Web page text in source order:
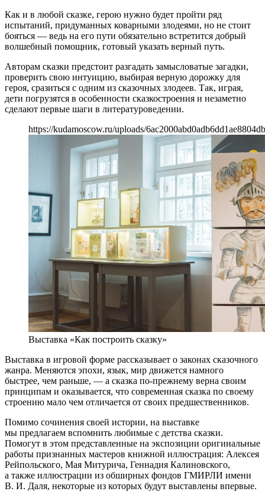
Как и в любой сказке, герою нужно будет пройти ряд
испытаний, придуманных коварными злодеями, но не стоит
бояться — ведь на его пути обязательно встретится добрый
волшебный помощник, готовый указать верный путь.
Авторам сказки предстоит разгадать замысловатые загадки,
проверить свою интуицию, выбирая верную дорожку для
героя, сразиться с одним из сказочных злодеев. Так, играя,
дети погрузятся в особенности сказкостроения и незаметно
сделают первые шаги в литературоведении.
https://kudamoscow.ru/uploads/
Выставка «Как построить сказку»
Выставка в игровой форме рассказывает о законах сказочного
жанра. Меняются эпохи, язык, мир движется намного
быстрее, чем раньше, — а сказка по-прежнему верна своим
принципам и оказывается, что современная сказка по своему
строению мало чем отличается от своих предшественников.
Помимо сочинения своей истории, на выставке
мы предлагаем вспомнить любимые с детства сказки.
Помогут в этом представленные на экспозиции оригинальные
работы признанных мастеров книжной иллюстрация: Алексея
Рейпольского, Мая Митурича, Геннадия Калиновского,
а также иллюстрации из обширных фондов ГМИРЛИ имени
В. И. Даля, некоторые из которых будут выставлены впервые.